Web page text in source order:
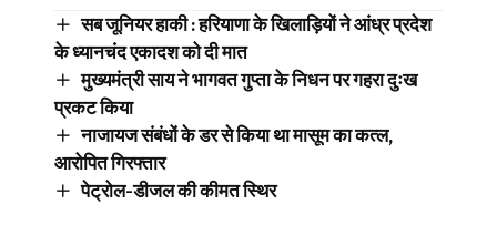
सब जूनियर हाकी : हरियाणा के खिलाड़ियों ने आंध्र प्रदेश
के ध्यानचंद एकादश को दी मात
मुख्यमंत्री साय ने भागवत गुप्ता के निधन पर गहरा दुःख
प्रकट किया
नाजायज संबंधों के डर से किया था मासूम का कत्ल,
आरोपित गिरफ्तार
पेट्रोल-डीजल की कीमत स्थिर